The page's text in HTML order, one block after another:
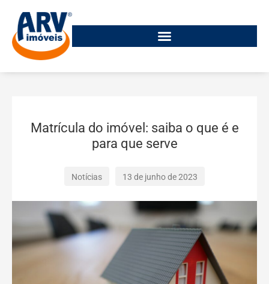
Matrícula do imóvel: saiba o que é e
para que serve
Notícias 13 de junho de 2023